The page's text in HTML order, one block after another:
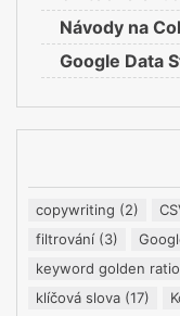
Návody na
Google Data
copywriting (2)
filtrování (3)
keyword golden ratio
klíčová slova (17)